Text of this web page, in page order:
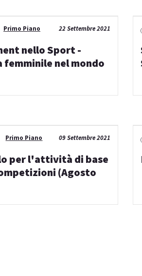
22 Settembre 2021
Primo Piano
nello Sport -
femminile nel mondo
09 Settembre 2021
Primo Piano
per l'attività di base
(Agosto